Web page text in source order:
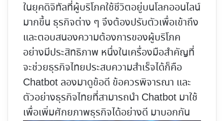
ในยุคดิจิทัลที่ผู้บริโภคใช้ชีวิตอยู่บนโลกออนไลน์
มากขึ้น ธุรกิจต่าง ๆ จึงต้องปรับตัวเพื่อเข้าถึง
และตอบสนองความต้องการของผู้บริโภค
อย่างมีประสิทธิภาพ หนึ่งในเครื่องมือสำคัญที่
จะช่วยธุรกิจไทยประสบความสำเร็จได้ก็คือ
Chatbot ลองมาดูข้อดี ข้อควรพิจารณา และ
ตัวอย่างธุรกิจไทยที่สามารถนำ Chatbot มาใช้
เพื่อเพิ่มศักยภาพธุรกิจได้อย่างดี มาบอกกัน